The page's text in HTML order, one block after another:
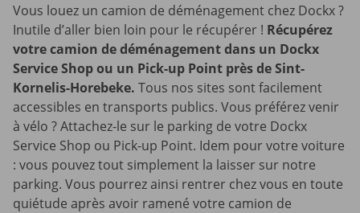
Vous louez un camion de déménagement chez Dockx ?
Inutile d’aller bien loin pour le récupérer ! Récupérez
votre camion de déménagement dans un Dockx
Service Shop ou un Pick-up Point près de Sint-
Kornelis-Horebeke. Tous nos sites sont facilement
accessibles en transports publics. Vous préférez venir
à vélo ? Attachez-le sur le parking de votre Dockx
Service Shop ou Pick-up Point. Idem pour votre voiture
: vous pouvez tout simplement la laisser sur notre
parking. Vous pourrez ainsi rentrer chez vous en toute
quiétude après avoir ramené votre camion de